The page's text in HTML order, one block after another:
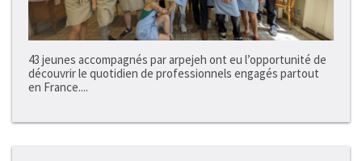
43 jeunes accompagnés par arpejeh ont eu l’opportunité de
découvrir le quotidien de professionnels engagés partout
en France....